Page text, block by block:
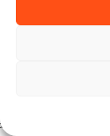
Wie schafft
| Outdoor
GRATIS